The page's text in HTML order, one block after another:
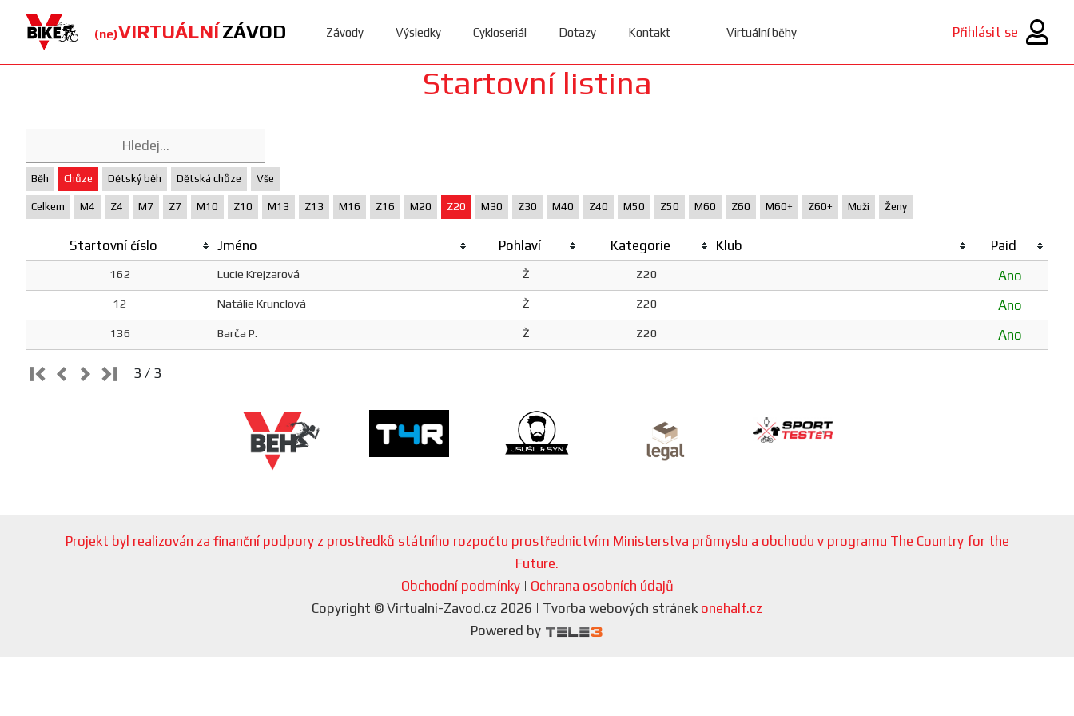
(ne)VIRTUÁLNÍ ZÁVOD Závody Výsledky Cykloseriál Dotazy Kontakt Virtuální běhy Přihlásit se
Startovní listina
Běh Chůze Dětský běh Dětská chůze Vše
Celkem M4 Z4 M7 Z7 M10 Z10 M13 Z13 M16 Z16 M20 Z20 M30 Z30 M40 Z40 M50 Z50 M60 Z60 M60+ Z60+ Muži Ženy
Startovní číslo Jméno Pohlaví Kategorie Klub Paid
162 Lucie Krejzarová Ž Z20 Ano
12 Natálie Krunclová Ž Z20 Ano
136 Barča P. Ž Z20 Ano
3 / 3
Projekt byl realizován za finanční podpory z prostředků státního rozpočtu prostřednictvím Ministerstva průmyslu a obchodu v programu The Country for the
Future.
Obchodní podmínky| Ochrana osobních údajů
Copyright © Virtualni-Zavod.cz 2026 | Tvorba webových stránek onehalf.cz
Powered by